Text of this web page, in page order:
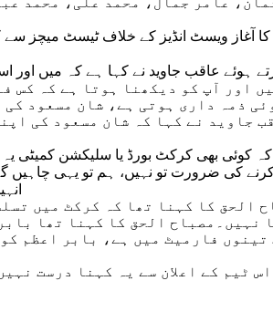
ہیں اور آپ کو دیکھنا ہوتا ہے کہ
ذمہ داری ہوتی ہے، شان مسعود
جاوید نے کہا کہ شان مسعود کی
کوئی بھی کرکٹ بورڈ یا سلیکشن کمیٹی
کرنے کی ضرورت تو نہیں، ہم تو یہی
الحق کا کہنا تھا کہ کرکٹ میں
نہیں۔مصباح الحق کا کہنا تھا
تینوں فارمیٹ میں ہے، بابر اعظم
ٹیم کے اعلان سے یہ کہنا درست